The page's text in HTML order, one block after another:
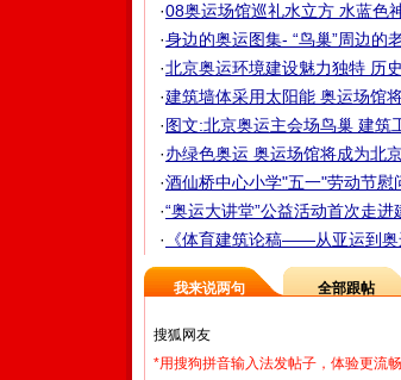
·08奥运场馆巡礼水立方 水蓝色
·身边的奥运图集- “鸟巢”周边的
·北京奥运环境建设魅力独特 历
·建筑墙体采用太阳能 奥运场馆
·图文:北京奥运主会场鸟巢 建筑
·办绿色奥运 奥运场馆将成为北
·酒仙桥中心小学"五一"劳动节慰
·“奥运大讲堂”公益活动首次走进
· 《体育建筑论稿——从亚运到奥
我来说两句 全部跟帖
*用搜狗拼音输入法发帖子，体验更流